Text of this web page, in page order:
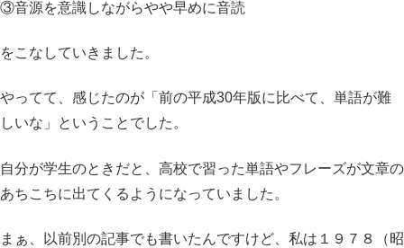
③音源を意識しながらやや早めに音読
をこなしていきました。
やってて、感じたのが「前の平成30年版に比べて、単語が難
しいな」ということでした。
自分が学生のときだと、高校で習った単語やフレーズが文章の
あちこちに出てくるようになっていました。
まぁ、以前別の記事でも書いたんですけど、私は１９７８（昭